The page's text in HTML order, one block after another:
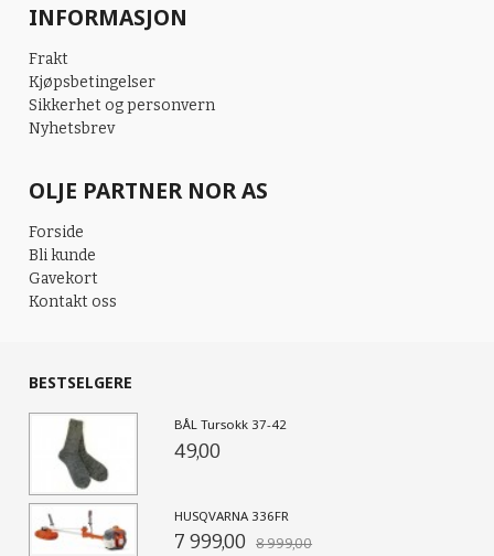
INFORMASJON
Frakt
Kjøpsbetingelser
Sikkerhet og personvern
Nyhetsbrev
OLJE PARTNER NOR AS
Forside
Bli kunde
Gavekort
Kontakt oss
BESTSELGERE
BÅL Tursokk 37-42
49,00
HUSQVARNA 336FR
7 999,00 8 999,00